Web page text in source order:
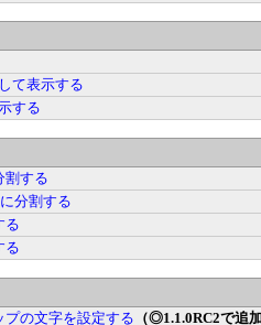
て表示する
する
割する
分割する
る
る
の文字を設定する （◎1.1.0RC2で追